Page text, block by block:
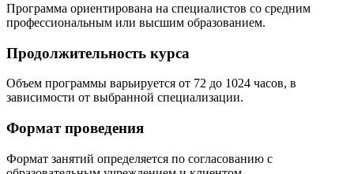
Программа ориентирована на специалистов со средним
профессиональным или высшим образованием.
Продолжительность курса
Объем программы варьируется от 72 до 1024 часов, в
зависимости от выбранной специализации.
Формат проведения
Формат занятий определяется по согласованию с